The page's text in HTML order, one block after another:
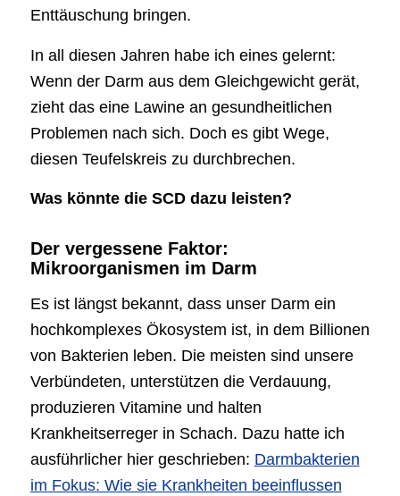
Enttäuschung bringen.
In all diesen Jahren habe ich eines gelernt:
Wenn der Darm aus dem Gleichgewicht gerät,
zieht das eine Lawine an gesundheitlichen
Problemen nach sich. Doch es gibt Wege,
diesen Teufelskreis zu durchbrechen.
Was könnte die SCD dazu leisten?
Der vergessene Faktor:
Mikroorganismen im Darm
Es ist längst bekannt, dass unser Darm ein
hochkomplexes Ökosystem ist, in dem Billionen
von Bakterien leben. Die meisten sind unsere
Verbündeten, unterstützen die Verdauung,
produzieren Vitamine und halten
Krankheitserreger in Schach. Dazu hatte ich
ausführlicher hier geschrieben: Darmbakterien
im Fokus: Wie sie Krankheiten beeinflussen